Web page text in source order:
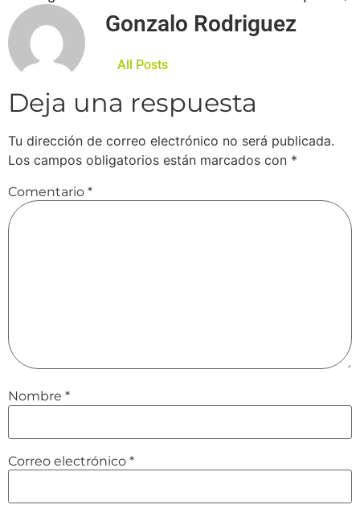
Gonzalo Rodriguez
All Posts
Deja una respuesta
Tu dirección de correo electrónico no será publicada.
Los campos obligatorios están marcados con *
Comentario *
Nombre *
Correo electrónico *